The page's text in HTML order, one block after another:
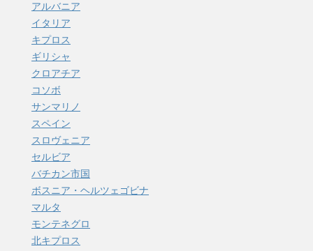
アルバニア
イタリア
キプロス
ギリシャ
クロアチア
コソボ
サンマリノ
スペイン
スロヴェニア
セルビア
バチカン市国
ボスニア・ヘルツェゴビナ
マルタ
モンテネグロ
北キプロス